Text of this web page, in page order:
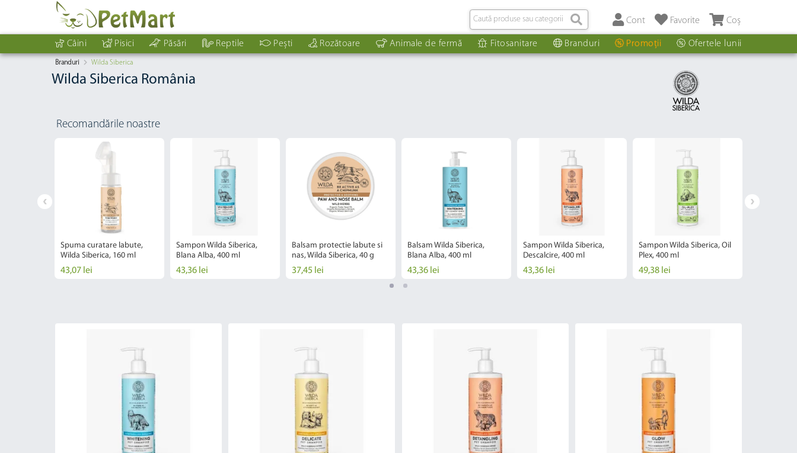
Coș
Favorite
Cont
Câini Pisici Păsări Reptile Pești Rozătoare Animale de fermă Fitosanitare Branduri Promoții Ofertele lunii
Branduri Wilda Siberica
Wilda Siberica România
Recomandările noastre
Spuma curatare labute,
Wilda Siberica, 160 ml
43,07 lei
Sampon Wilda Siberica,
Blana Alba, 400 ml
43,36 lei
Balsam protectie labute si
nas, Wilda Siberica, 40 g
37,45 lei
Balsam Wilda Siberica,
Blana Alba, 400 ml
43,36 lei
Sampon Wilda Siberica,
Descalcire, 400 ml
43,36 lei
Sampon Wilda Siberica, Oil
Plex, 400 ml
49,38 lei